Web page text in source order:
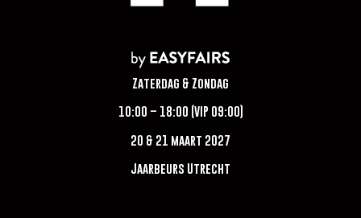
Zaterdag & Zondag
10:00 – 18:00 (VIP 09:00)
20 & 21 maart 2027
Jaarbeurs Utrecht